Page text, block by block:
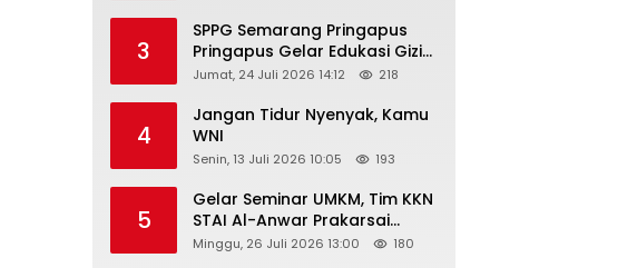
“Dirujak” Warganet
3
SPPG Semarang Pringapus
Pringapus Gelar Edukasi Gizi
di PAUD Bina Balita Peringati
Jumat, 24 Juli 2026 14:12 218
4
Jangan Tidur Nyenyak, Kamu
WNI
Senin, 13 Juli 2026 10:05 193
5
Gelar Seminar UMKM, Tim KKN
STAI Al-Anwar Prakarsai
Usaha Tepung Maizena di
Minggu, 26 Juli 2026 13:00 180